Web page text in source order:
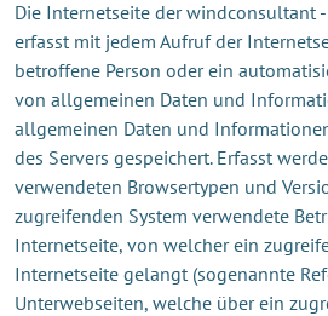
Die Internetseite der windconsultant
erfasst mit jedem Aufruf der
betroffene Person oder ein
von allgemeinen Daten und
allgemeinen Daten und
des Servers gespeichert. Erfasst
verwendeten Browsertypen und
zugreifenden System verwendete
Internetseite, von welcher ein
Internetseite gelangt (sogenannte
Unterwebseiten, welche über ein